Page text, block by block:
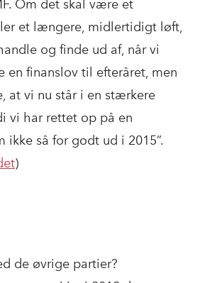
Om det skal være et
et længere, midlertidigt løft,
og finde ud af, når vi
en finanslov til efteråret, men
at vi nu står i en stærkere
vi har rettet op på en
ikke så for godt ud i 2015”.
)
de øvrige partier?